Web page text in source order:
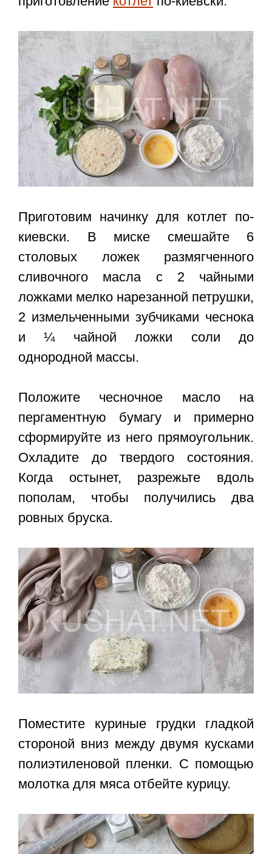
Приготовим начинку для котлет по-
киевски. В миске смешайте 6
столовых ложек размягченного
сливочного масла с 2 чайными
ложками мелко нарезанной петрушки,
2 измельченными зубчиками чеснока
и ¼ чайной ложки соли до
однородной массы.
Положите чесночное масло на
пергаментную бумагу и примерно
сформируйте из него прямоугольник.
Охладите до твердого состояния.
Когда остынет, разрежьте вдоль
пополам, чтобы получились два
ровных бруска.
Поместите куриные грудки гладкой
стороной вниз между двумя кусками
полиэтиленовой пленки. С помощью
молотка для мяса отбейте курицу.